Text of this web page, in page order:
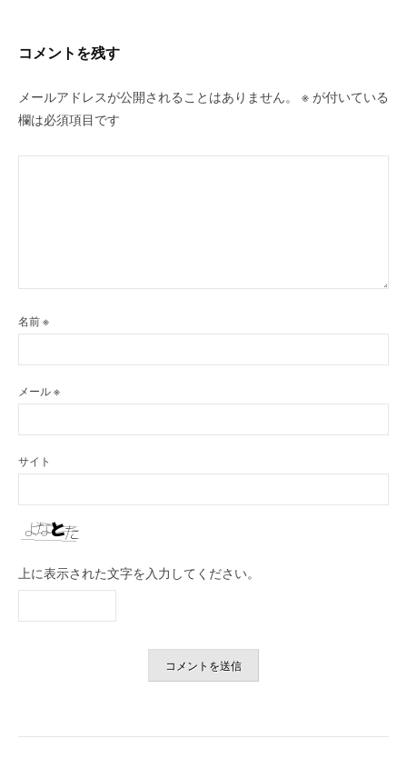
シ
ン
コメントを残す
メールアドレスが公開されることはありません。 ※ が付いている
欄は必須項目です
名前※
メール※
サイト
上に表示された文字を入力してください。